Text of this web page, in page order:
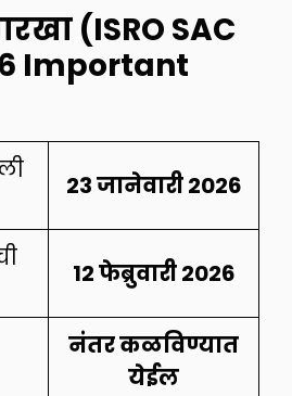
(ISRO SAC
Important
23 जानेवारी 2026
12 फेब्रुवारी 2026
नंतर कळविण्यात
येईल